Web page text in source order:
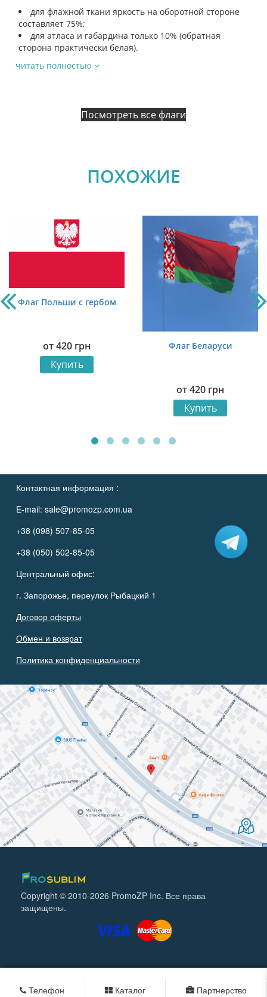
для флажной ткани яркость на оборотной стороне
составляет 75%;
для атласа и габардина только 10% (обратная
сторона практически белая).
читать полностью
Посмотреть все флаги
ПОХОЖИЕ
Флаг Польши с гербом
от420 грн
Купить
Флаг Беларуси
от420 грн
Купить
Контактная информация :
E-mail: sale@promozp.com.ua
+38 (098) 507-85-05
+38 (050) 502-85-05
Центральный офис:
г. Запорожье, переулок Рыбацкий 1
Договор оферты
Обмен и возврат
Политика конфиденциальности
Copyright © 2010-2026 PromoZP Inc. Все права
защищены.
Телефон Каталог Партнерство